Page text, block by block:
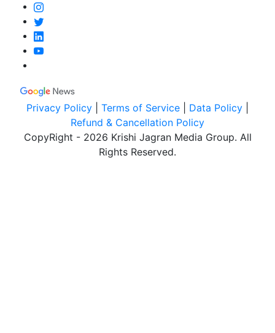
Privacy Policy Terms of Service Data Policy
Refund & Cancellation Policy
CopyRight - 2026 Krishi Jagran Media Group. All
Rights Reserved.